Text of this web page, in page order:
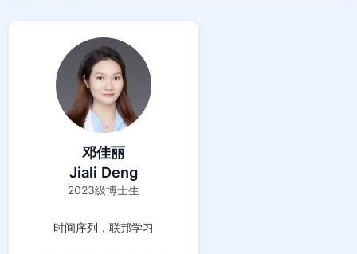
邓佳丽
Jiali Deng
2023级博士生
时间序列，联邦学习